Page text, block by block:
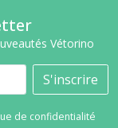
Vétorino
S'inscrire
de confidentialité